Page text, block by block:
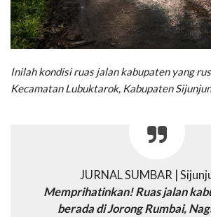
Inilah kondisi ruas jalan kabupaten yang
Kecamatan Lubuktarok, Kabupaten
JURNAL SUMBAR |
Memprihatinkan! Ruas jalan
berada di Jorong Rumbai,